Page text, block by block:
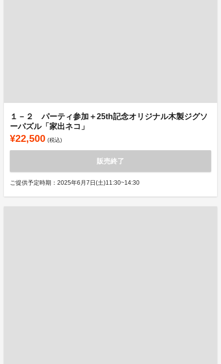
１－２ パーティ参加＋25th記念オリジナル木製ジグソ
ーパズル「家出ネコ」
¥22,500 (税込)
販売終了
ご提供予定時期：2025年6月7日(土)11:30~14:30